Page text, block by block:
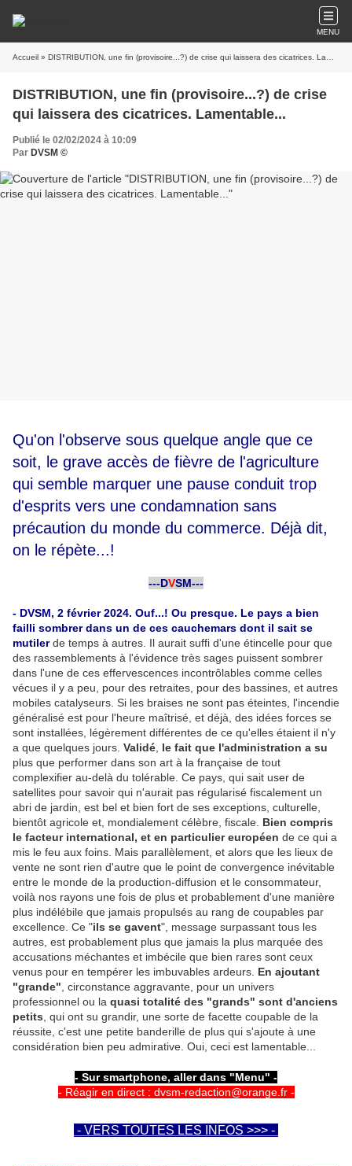
MENU
Accueil » DISTRIBUTION, une fin (provisoire...?) de crise qui laissera des cicatrices. Lamentable...
DISTRIBUTION, une fin (provisoire...?) de crise
qui laissera des cicatrices. Lamentable...
Publié le 02/02/2024 à 10:09
Par DVSM ©
Qu'on l'observe sous quelque angle que ce
soit, le grave accès de fièvre de l'agriculture
qui semble marquer une pause conduit trop
d'esprits vers une condamnation sans
précaution du monde du commerce. Déjà dit,
on le répète...!
---DVSM---
- DVSM, 2 février 2024. Ouf...! Ou presque. Le pays a bien
failli sombrer dans un de ces cauchemars dont il sait se
mutilerde temps à autres. Il aurait suffi d'une étincelle pour que
des rassemblements à l'évidence très sages puissent sombrer
dans l'une de ces effervescences incontrôlables comme celles
vécues il y a peu, pour des retraites, pour des bassines, et autres
mobiles catalyseurs. Si les braises ne sont pas éteintes, l'incendie
généralisé est pour l'heure maîtrisé, et déjà, des idées forces se
sont installées, légèrement différentes de ce qu'elles étaient il n'y
a que quelques jours. Validé le fait que l'administration a su
plus que performer dans son art à la française de tout
complexifier au-delà du tolérable. Ce pays, qui sait user de
satellites pour savoir qui n'aurait pas régularisé fiscalement un
abri de jardin, est bel et bien fort de ses exceptions, culturelle,
bientôt agricole et, mondialement célèbre, fiscale. Bien compris
le facteur international, et en particulier européen de ce qui a
mis le feu aux foins. Mais parallèlement, et alors que les lieux de
vente ne sont rien d'autre que le point de convergence inévitable
entre le monde de la production-diffusion et le consommateur,
voilà nos rayons une fois de plus et probablement d'une manière
plus indélébile que jamais propulsés au rang de coupables par
excellence. Ce "ils se gavent", message surpassant tous les
autres, est probablement plus que jamais la plus marquée des
accusations méchantes et imbécile que bien rares sont ceux
venus pour en tempérer les imbuvables ardeurs. En ajoutant
"grande" , circonstance aggravante, pour un univers
professionnel ou la quasi totalité des "grands" sont d'anciens
petits , qui ont su grandir, une sorte de facette coupable de la
réussite, c'est une petite banderille de plus qui s'ajoute à une
considération bien peu admirative. Oui, ceci est lamentable...
- Sur smartphone, aller dans "Menu" -
- Réagir en direct : dvsm-redaction@orange.fr -
- VERS TOUTES LES INFOS >>> -